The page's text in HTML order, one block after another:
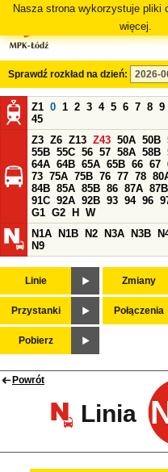
Nasza strona wykorzystuje pliki
więcej.
Sprawdź rozkład na dzień:
Z1 0 1 2 3 4 5 6 7 8 9
45
Z3 Z6 Z13 Z43 50A 50B
55B 55C 56 57 58A 58B
64A 64B 65A 65B 66 67
73 75A 75B 76 77 78
84B 85A 85B 86 87A 87B
91C 92A 92B 93 94 96
G1 G2 H
W
N1A
N1B N2 N3A N3B
N9
Linie Zmiany
Przystanki Połączenia
Pobierz
Powrót
Linia